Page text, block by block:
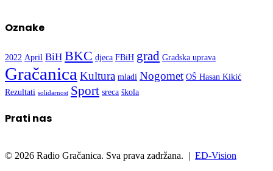
Oznake
2022 April BiH BKC djeca FBiH grad Gradska uprava
Gračanica Kultura mladi Nogomet OŠ Hasan Kikić
Rezultati solidarnost Sport sreca škola
Prati nas
© 2026 Radio Gračanica. Sva prava zadržana. | ED-Vision